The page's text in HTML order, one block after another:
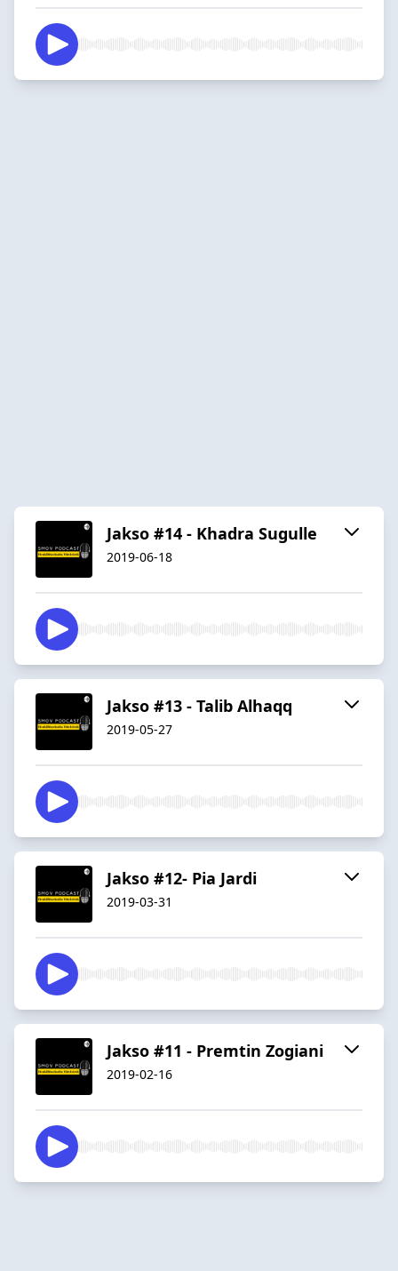
Jakso #14 - Khadra Sugulle
2019-06-18
Jakso #13 - Talib Alhaqq
2019-05-27
Jakso #12- Pia Jardi
2019-03-31
Jakso #11 - Premtin Zogiani
2019-02-16